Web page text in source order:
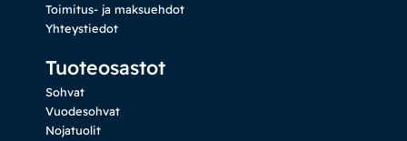
Toimitus- ja maksuehdot
Yhteystiedot
Tuoteosastot
Sohvat
Vuodesohvat
Nojatuolit